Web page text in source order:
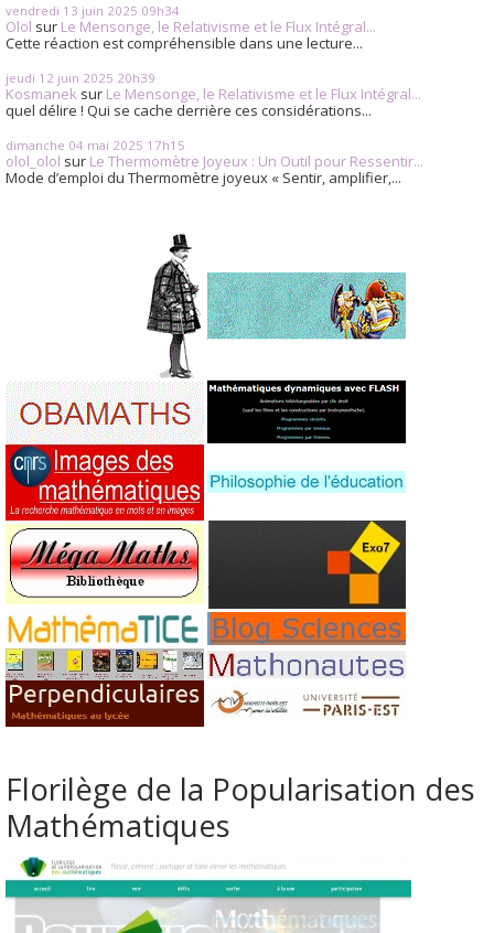
vendredi 13 juin 2025 09h34
Olol sur Le Mensonge, le Relativisme et le Flux Intégral...
Cette réaction est compréhensible dans une lecture...
jeudi 12 juin 2025 20h39
Kosmanek sur Le Mensonge, le Relativisme et le Flux Intégral...
quel délire ! Qui se cache derrière ces considérations...
dimanche 04 mai 2025 17h15
olol_olol sur Le Thermomètre Joyeux : Un Outil pour Ressentir...
Mode d’emploi du Thermomètre joyeux « Sentir, amplifier,...
Florilège de la Popularisation des
Mathématiques